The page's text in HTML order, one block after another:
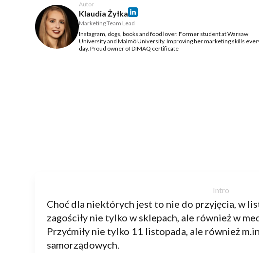
Autor
Klaudia Żyłka
Marketing Team Lead
Instagram, dogs, books and food lover. Former student at Warsaw
University and Malmö University. Improving her marketing skills
day. Proud owner of DIMAQ certificate
Choć dla niektórych jest to nie do przyjęcia, w
zagościły nie tylko w sklepach, ale również w
Przyćmiły nie tylko 11 listopada, ale również
samorządowych.